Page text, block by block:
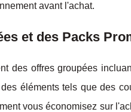
avant l'achat.
et des Packs
des offres groupées
éléments tels que des
vous économisez sur